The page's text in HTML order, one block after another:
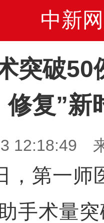
中新网
突破50
修复”新
12:18:49
第一师
手术量